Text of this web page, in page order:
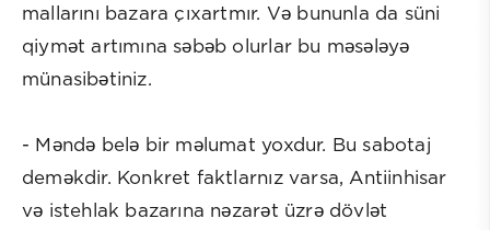
mallarını bazara çıxartmır. Və bununla da süni
qiymət artımına səbəb olurlar bu məsələyə
münasibətiniz.
- Məndə belə bir məlumat yoxdur. Bu sabotaj
deməkdir. Konkret faktlarnız varsa, Antiinhisar
və istehlak bazarına nəzarət üzrə dövlət